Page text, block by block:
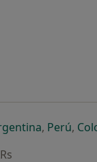
separador
num novoabre num
, Perúabre
,